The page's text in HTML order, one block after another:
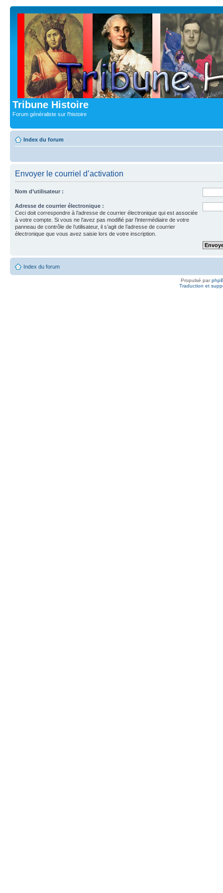
Tribune Histoire
Forum généraliste sur l'histoire
Index du forum
Envoyer le courriel d’activation
Nom d’utilisateur :
Adresse de courrier électronique :
Ceci doit correspondre à l’adresse de courrier électronique qui est associée
à votre compte. Si vous ne l’avez pas modifié par l’intermédiaire de votre
panneau de contrôle de l’utilisateur, il s’agit de l’adresse de courrier
électronique que vous avez saisie lors de votre inscription.
Index du forum
Propulsé par
Traduction et